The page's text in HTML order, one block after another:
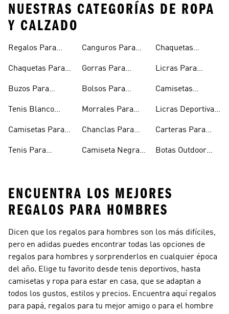
NUESTRAS CATEGORÍAS DE ROPA
Y CALZADO
Regalos Para
Chaquetas Para
Buzos Para
Tenis Blanco
Camisetas Para
Tenis Para
Canguros Para
Gorras Para
Bolsos Para
Morrales Para
Chanclas Para
Camiseta Negra
Chaquetas
Hombre
Licras Para
Camisetas
Hombre
Licras Deportivas
Carteras Para
Botas Outdoor
ENCUENTRA LOS MEJORES
REGALOS PARA HOMBRES
Dicen que los regalos para hombres son los más difíciles,
pero en adidas puedes encontrar todas las opciones de
regalos para hombres y sorprenderlos en cualquier época
del año. Elige tu favorito desde tenis deportivos, hasta
camisetas y ropa para estar en casa, que se adaptan a
todos los gustos, estilos y precios. Encuentra aquí regalos
para papá, regalos para tu mejor amigo o para el hombre